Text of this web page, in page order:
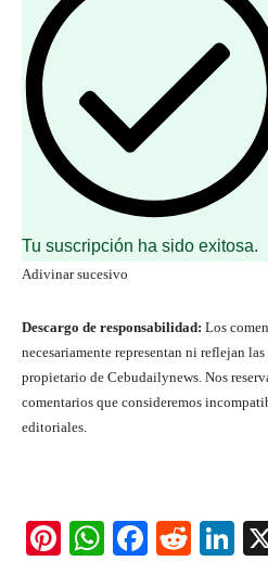
Tu suscripción ha sido exitosa.
Adivinar sucesivo
Descargo de responsabilidad: Los
necesariamente representan ni reflejan
propietario de Cebudailynews. Nos
comentarios que consideremos
editoriales.
Pi W F
R
Li